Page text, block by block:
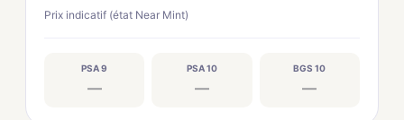
Prix indicatif (état Near Mint)
PSA 9
—
PSA 10
—
BGS 10
—